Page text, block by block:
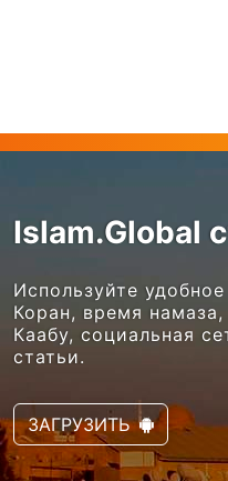
Islam.Global
Используйте
Коран, время
Каабу, социальная
статьи.
ЗАГРУЗИТЬ